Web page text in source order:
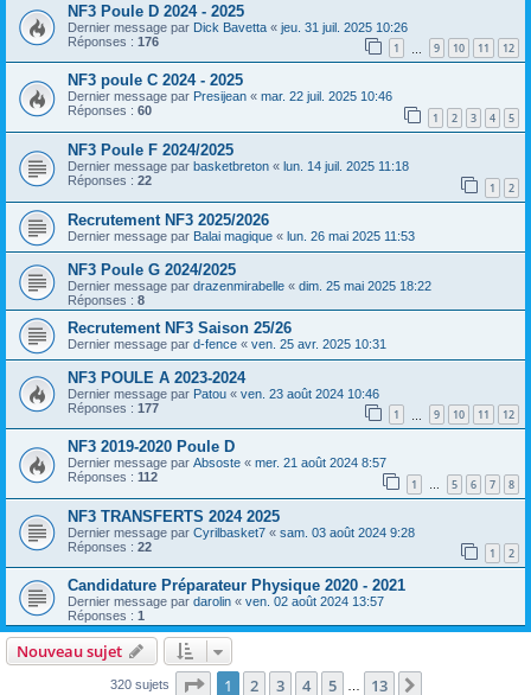
NF3 Poule D 2024 - 2025
Dernier message par Dick Bavetta « jeu. 31 juil. 2025 10:26
Réponses : 176 1 9 10 11 12
NF3 poule C 2024 - 2025
Dernier message par Presijean « mar. 22 juil. 2025 10:46
Réponses : 60 1 2 3 4 5
NF3 Poule F 2024/2025
Dernier message par basketbreton « lun. 14 juil. 2025 11:18
Réponses : 22 1 2
Recrutement NF3 2025/2026
Dernier message par Balai magique « lun. 26 mai 2025 11:53
NF3 Poule G 2024/2025
Dernier message par drazenmirabelle « dim. 25 mai 2025 18:22
Réponses : 8
Recrutement NF3 Saison 25/26
Dernier message par d-fence « ven. 25 avr. 2025 10:31
NF3 POULE A 2023-2024
Dernier message par Patou « ven. 23 août 2024 10:46
Réponses : 177 1 9 10 11 12
NF3 2019-2020 Poule D
Dernier message par Absoste « mer. 21 août 2024 8:57
Réponses : 112 1 … 5 6 7 8
NF3 TRANSFERTS 2024 2025
Dernier message par Cyrilbasket7 « sam. 03 août 2024 9:28
Réponses : 22 1 2
Candidature Préparateur Physique 2020 - 2021
Dernier message par darolin « ven. 02 août 2024 13:57
Réponses : 1
Nouveau sujet
320 sujets Page 1sur13
1 2 3 4 5 … 13